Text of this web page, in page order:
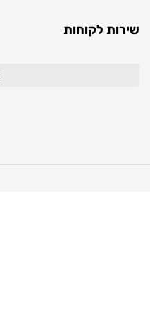
לקוחות